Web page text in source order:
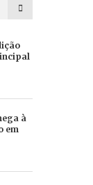
à
em